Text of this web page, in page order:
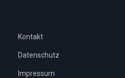
Kontakt
Datenschutz
Impressum